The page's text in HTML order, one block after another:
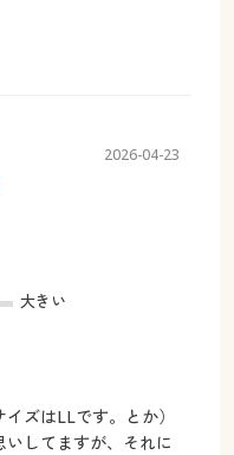
2026-04-23
大きい
ズはLLです。とか）
してますが、それに